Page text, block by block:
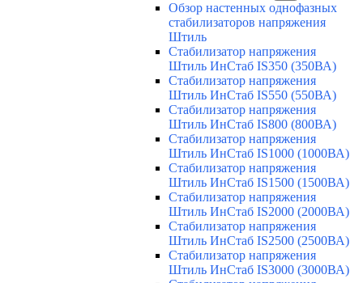
Обзор настенных однофазных
стабилизаторов напряжения
Штиль
Стабилизатор напряжения
Штиль ИнСтаб IS350 (350ВА)
Стабилизатор напряжения
Штиль ИнСтаб IS550 (550ВА)
Стабилизатор напряжения
Штиль ИнСтаб IS800 (800ВА)
Стабилизатор напряжения
Штиль ИнСтаб IS1000 (1000ВА)
Стабилизатор напряжения
Штиль ИнСтаб IS1500 (1500ВА)
Стабилизатор напряжения
Штиль ИнСтаб IS2000 (2000ВА)
Стабилизатор напряжения
Штиль ИнСтаб IS2500 (2500ВА)
Стабилизатор напряжения
Штиль ИнСтаб IS3000 (3000ВА)